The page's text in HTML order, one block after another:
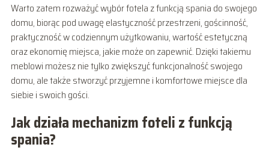
Warto zatem rozważyć wybór fotela z funkcją spania do swojego
domu, biorąc pod uwagę elastyczność przestrzeni, gościnność,
praktyczność w codziennym użytkowaniu, wartość estetyczną
oraz ekonomię miejsca, jakie może on zapewnić. Dzięki takiemu
meblowi możesz nie tylko zwiększyć funkcjonalność swojego
domu, ale także stworzyć przyjemne i komfortowe miejsce dla
siebie i swoich gości.
Jak działa mechanizm foteli z funkcją
spania?